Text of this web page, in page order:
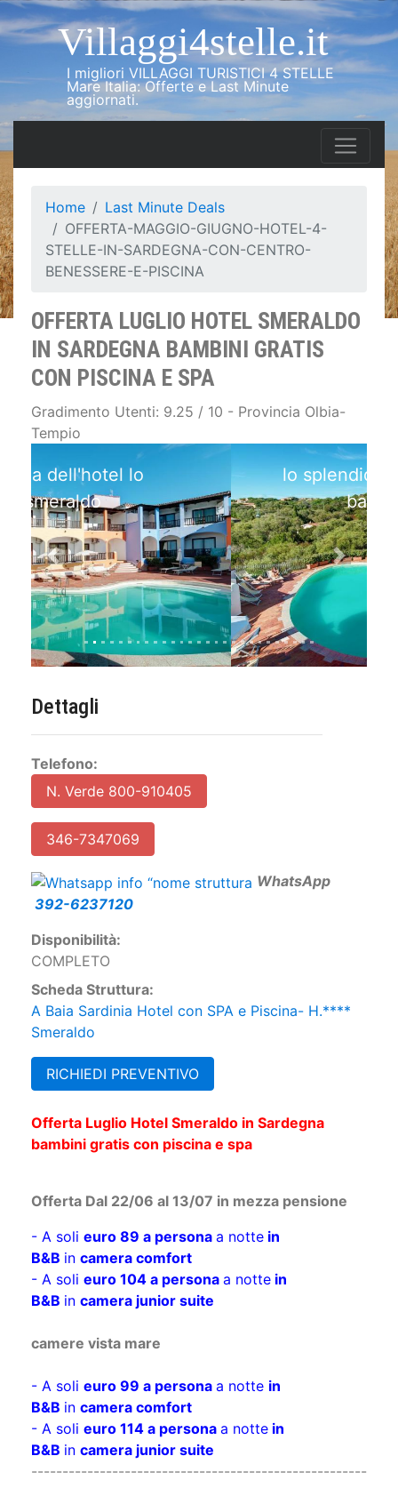
Villaggi4stelle.it
I migliori VILLAGGI TURISTICI 4 STELLE
Mare Italia: Offerte e Last Minute
aggiornati.
Home
Last Minute Deals
OFFERTA-MAGGIO-GIUGNO-HOTEL-4-
STELLE-IN-SARDEGNA-CON-CENTRO-
BENESSERE-E-PISCINA
OFFERTA LUGLIO HOTEL SMERALDO
IN SARDEGNA BAMBINI GRATIS
CON PISCINA E SPA
Gradimento Utenti: 9.25 / 10 - Provincia Olbia-
Tempio
lo splendido hotel 4 stelle a
baja sardinia
Previous Next
Dettagli
Telefono:
N. Verde 800-910405
346-7347069
WhatsApp
392-6237120
Disponibilità:
COMPLETO
Scheda Struttura:
A Baia Sardinia Hotel con SPA e Piscina- H.****
Smeraldo
RICHIEDI PREVENTIVO
Offerta Luglio Hotel Smeraldo in Sardegna
bambini gratis con piscina e spa​
Offerta Dal 22/06 al 13/07 in mezza pensione
- A soli euro 89 a persona a notte in
B&B in camera comfort
- A soli euro 104 a persona a notte in
B&B in camera junior suite
camere vista mare
- A soli euro 99 a persona a notte in
B&B in camera comfort
- A soli euro 114 a persona a notte in
B&B in camera junior suite
------------------------------------------------------